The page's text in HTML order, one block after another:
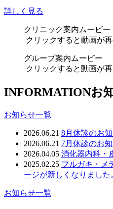
詳しく見る
クリニック案内ムービー
クリックすると動画が
グループ案内ムービー
クリックすると動画が
INFORMATIONお
お知らせ一覧
2026.06.21 8月休診のお
2026.06.21 7月休診のお
2026.04.05 消化器内科・
2025.02.25 フルガキ・メ
ージが新しくなりました
お知らせ一覧